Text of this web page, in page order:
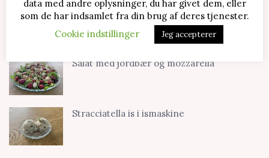
Klassisk cheesecake med kirsebær
Salat med jordbær og mozzarella
Stracciatella is i ismaskine
data med andre oplysninger, du har givet dem, eller
som de har indsamlet fra din brug af deres tjenester.
Cookie indstillinger
Jeg accepterer